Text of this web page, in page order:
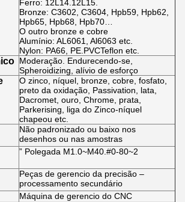
Ferro: 12L14.12L15.
Bronze: C3602, C3604, Hpb59, Hpb62,
Hpb65, Hpb68, Hpb70…
O outro bronze e cobre
Alumínio: AL6061, Al6063 etc.
Nylon: PA66, PE.PVCTeflon etc.
Moderação. Endurecendo-se,
Spheroidizing, alívio de esforço
O zinco, níquel, bronze, cobre, fosfato,
preto da oxidação, Passivation, lata,
Dacromet, ouro, Chrome, prata,
Parkerising, liga do Zinco-níquel
chapeou etc.
Não padronizado ou baixo nos
desenhos ou nas amostras
” Polegada M1.0~M40.#0-80~2
Peças de gerencio da precisão –
processamento secundário
Máquina de gerencio do CNC